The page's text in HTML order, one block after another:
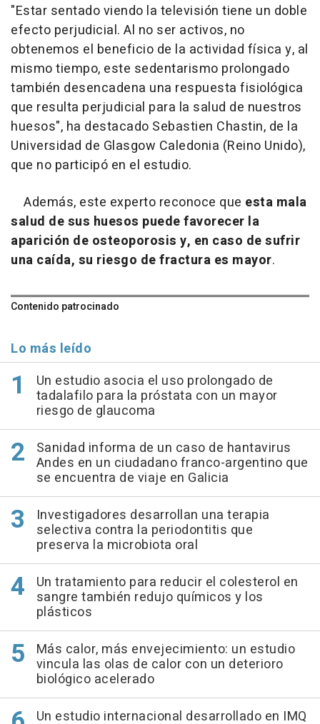
"Estar sentado viendo la televisión tiene un doble
efecto perjudicial. Al no ser activos, no
obtenemos el beneficio de la actividad física y, al
mismo tiempo, este sedentarismo prolongado
también desencadena una respuesta fisiológica
que resulta perjudicial para la salud de nuestros
huesos", ha destacado Sebastien Chastin, de la
Universidad de Glasgow Caledonia (Reino Unido),
que no participó en el estudio.
Además, este experto reconoce que esta mala
salud de sus huesos puede favorecer la
aparición de osteoporosis y, en caso de sufrir
una caída, su riesgo de fractura es mayor.
Contenido patrocinado
Lo más leído
Un estudio asocia el uso prolongado de
tadalafilo para la próstata con un mayor
riesgo de glaucoma
Sanidad informa de un caso de hantavirus
Andes en un ciudadano franco-argentino que
se encuentra de viaje en Galicia
Investigadores desarrollan una terapia
selectiva contra la periodontitis que
preserva la microbiota oral
Un tratamiento para reducir el colesterol en
sangre también redujo químicos y los
plásticos
Más calor, más envejecimiento: un estudio
vincula las olas de calor con un deterioro
biológico acelerado
Un estudio internacional desarrollado en IMQ